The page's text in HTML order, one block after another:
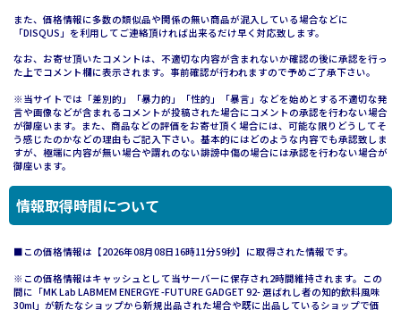
また、価格情報に多数の類似品や関係の無い商品が混入している場合などに
「DISQUS」を利用してご連絡頂ければ出来るだけ早く対応致します。
なお、お寄せ頂いたコメントは、不適切な内容が含まれないか確認の後に承認を行っ
た上でコメント欄に表示されます。事前確認が行われますので予めご了承下さい。
※当サイトでは「差別的」「暴力的」「性的」「暴言」などを始めとする不適切な発
言や画像などが含まれるコメントが投稿された場合にコメントの承認を行わない場合
が御座います。また、商品などの評価をお寄せ頂く場合には、可能な限りどうしてそ
う感じたのかなどの理由もご記入下さい。基本的にはどのような内容でも承認致しま
すが、極端に内容が無い場合や謂れのない誹謗中傷の場合には承認を行わない場合が
御座います。
情報取得時間について
■この価格情報は【2026年08月08日16時11分59秒】に取得された情報です。
※この価格情報はキャッシュとして当サーバーに保存され2時間維持されます。この
間に「MK Lab LABMEM ENERGYE -FUTURE GADGET 92- 選ばれし者の知的飲料風味
30ml」が新たなショップから新規出品された場合や既に出品しているショップで価